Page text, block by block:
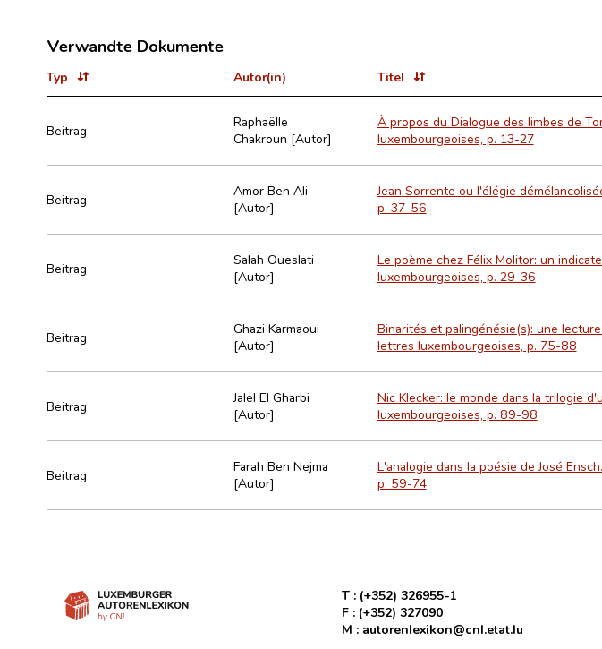
Verwandte Dokumente
Typ Autor(in) Titel
Beitrag
Raphaëlle
Chakroun [Autor]
À propos du Dialogue des limbes de
luxembourgeoises, p. 13-27
Beitrag
Amor Ben Ali
[Autor]
Jean Sorrente ou l'élégie
p. 37-56
Beitrag
Salah Oueslati
[Autor]
Le poème chez Félix Molitor: un
luxembourgeoises, p. 29-36
Beitrag
Ghazi Karmaoui
[Autor]
Binarités et palingénésie(s): une
lettres luxembourgeoises, p. 75-88
Beitrag
Jalel El Gharbi
[Autor]
Nic Klecker: le monde dans la trilogie
luxembourgeoises, p. 89-98
Beitrag
Farah Ben Nejma
[Autor]
L'analogie dans la poésie de José
p. 59-74
T : (+352) 326955-1
F : (+352) 327090
M : autorenlexikon@cnl.etat.lu